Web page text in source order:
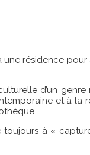
résidence
d’un
et à
à «